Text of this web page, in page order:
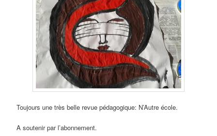
Toujours une très belle revue pédagogique: N’Autre école.
A soutenir par l’abonnement.